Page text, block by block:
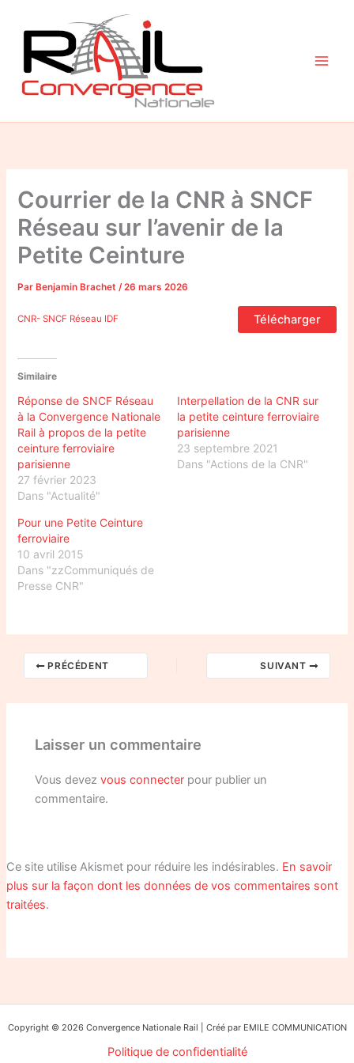
contenu
Courrier de la CNR à SNCF
Réseau sur l’avenir de la
Petite Ceinture
Par Benjamin Brachet/26 mars 2026
CNR- SNCF Réseau IDF Télécharger
Similaire
Réponse de SNCF Réseau
à la Convergence Nationale
Rail à propos de la petite
ceinture ferroviaire
parisienne
27 février 2023
Dans "Actualité"
Interpellation de la CNR sur
la petite ceinture ferroviaire
parisienne
23 septembre 2021
Dans "Actions de la CNR"
Pour une Petite Ceinture
ferroviaire
10 avril 2015
Dans "zzCommuniqués de
Presse CNR"
PRÉCÉDENT SUIVANT
Laisser un commentaire
Vous devezvous connecter pour publier un
commentaire.
Ce site utilise Akismet pour réduire les indésirables. En savoir
plus sur la façon dont les données de vos commentaires sont
traitées.
Copyright © 2026 Convergence Nationale Rail | Créé par EMILE COMMUNICATION
Politique de confidentialité